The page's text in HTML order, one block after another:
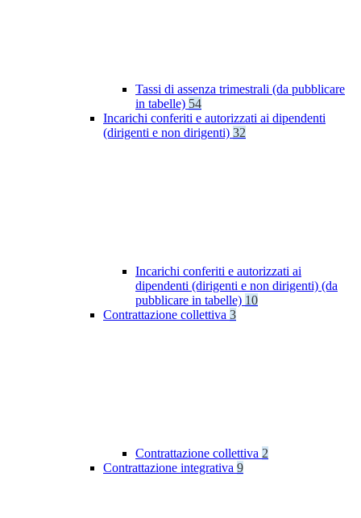
Tassi di assenza trimestrali (da pubblicare
in tabelle) 54
Incarichi conferiti e autorizzati ai dipendenti
(dirigenti e non dirigenti) 32
Incarichi conferiti e autorizzati ai
dipendenti (dirigenti e non dirigenti) (da
pubblicare in tabelle) 10
Contrattazione collettiva 3
Contrattazione collettiva 2
Contrattazione integrativa 9